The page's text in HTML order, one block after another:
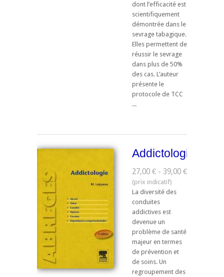
dont l’efficacité est
scientifiquement
démontrée dans le
sevrage tabagique.
Elles permettent de
réussir le sevrage
dans plus de 50%
des cas. L’auteur
présente le
protocole de TCC
...
Addictologie
27,00 € - 39,00 €
La diversité des
conduites
addictives est
devenue un
problème de santé
majeur en termes
de prévention et
de soins. Un
regroupement des